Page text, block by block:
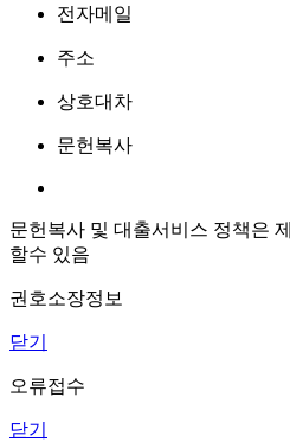
전자메일
주소
상호대차
문헌복사
문헌복사 및 대출서비스 정책은
할수 있음
권호소장정보
닫기
오류접수
닫기